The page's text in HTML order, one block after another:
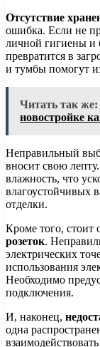
Отсутствие
ошибка. Если не
личной гигиены и
превратится в
и тумбы помогут
Читать так же:
новостройке
Неправильный
вносит свою
влажность, что
влагоустойчивых
отделки.
Кроме того, стоит
розеток.
электрических
использования
Необходимо
подключения.
И, наконец,
одна